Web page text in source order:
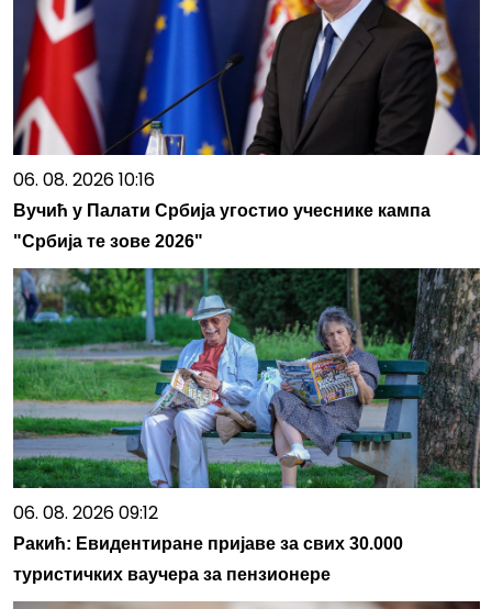
06. 08. 2026 10:16
Вучић у Палати Србија угостио учеснике кампа
"Србија те зове 2026"
06. 08. 2026 09:12
Ракић: Евидентиране пријаве за свих 30.000
туристичких ваучера за пензионере